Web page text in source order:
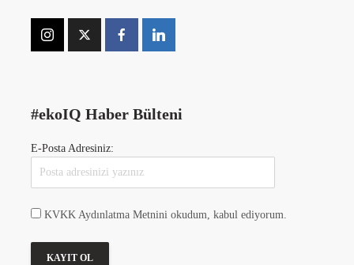
#ekoIQ Haber Bülteni
E-Posta Adresiniz:
KVKK Aydınlatma Metnini okudum, kabul ediyorum.